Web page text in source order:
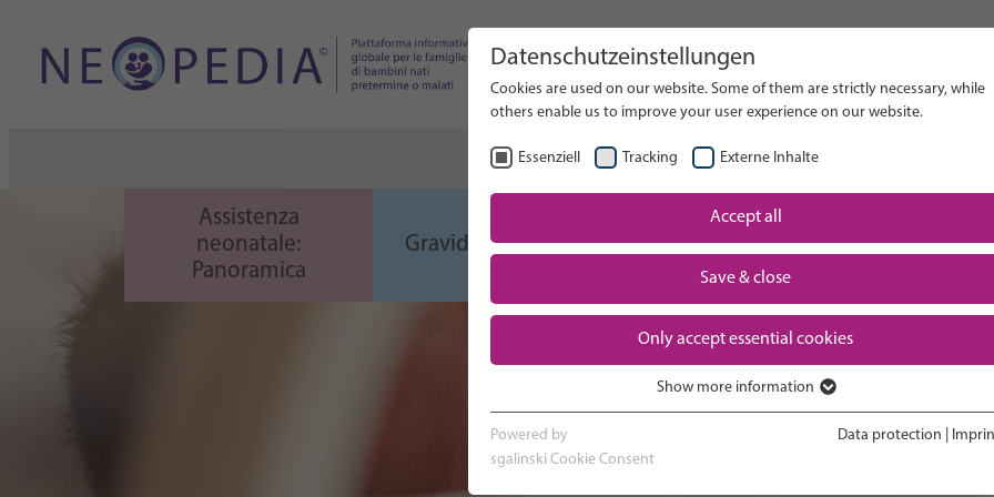
Assistenza
neonatale:
Panoramica
Gravidanza e parto
Esperienza in
terapia intensiva
neonatale
Cerca nel sito web
Datenschutzeinstellungen
Cookies are used on our website. Some of them are strictly necessary, while
others enable us to improve your user experience on our website.
Essenziell Tracking Externe Inhalte
Accept all
Save & close
Only accept essential cookies
Essenzielle Cookies werden für grundlegende Funktionen der Webseite
benötigt. Dadurch ist gewährleistet, dass die Webseite einwandfrei
Show more information
Powered by
sgalinski Cookie Consent
Data protection